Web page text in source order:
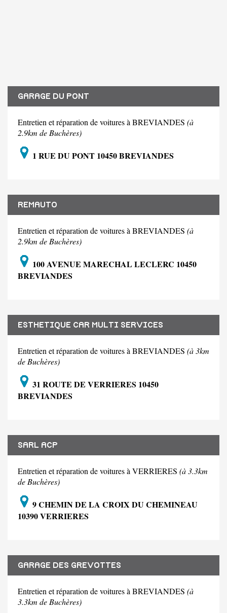
GARAGE DU PONT
Entretien et réparation de voitures à BREVIANDES (à
2.9km de Buchères)
1 RUE DU PONT 10450 BREVIANDES
REMAUTO
Entretien et réparation de voitures à BREVIANDES (à
2.9km de Buchères)
100 AVENUE MARECHAL LECLERC 10450
BREVIANDES
ESTHETIQUE CAR MULTI SERVICES
Entretien et réparation de voitures à BREVIANDES (à 3km
de Buchères)
31 ROUTE DE VERRIERES 10450
BREVIANDES
SARL ACP
Entretien et réparation de voitures à VERRIERES (à 3.3km
de Buchères)
9 CHEMIN DE LA CROIX DU CHEMINEAU
10390 VERRIERES
GARAGE DES GREVOTTES
Entretien et réparation de voitures à BREVIANDES (à
3.3km de Buchères)